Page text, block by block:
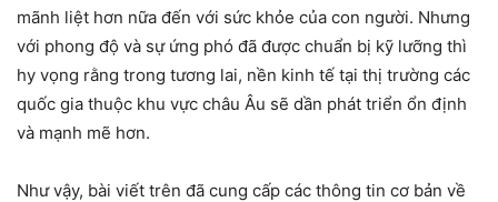
mãnh liệt hơn nữa đến với sức khỏe của con người. Nhưng
với phong độ và sự ứng phó đã được chuẩn bị kỹ lưỡng thì
hy vọng rằng trong tương lai, nền kinh tế tại thị trường các
quốc gia thuộc khu vực châu Âu sẽ dần phát triển ổn định
và mạnh mẽ hơn.
Như vậy, bài viết trên đã cung cấp các thông tin cơ bản về